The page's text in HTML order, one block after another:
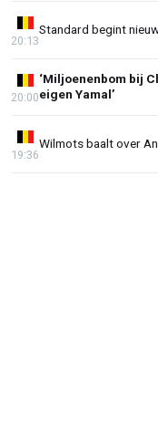
Standard begint
20:13
‘Miljoenenbom bij
eigen Yamal’
20:00
Wilmots baalt over
19:36